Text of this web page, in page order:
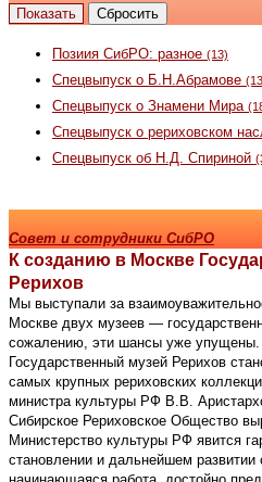
Позиия СибРО: разное (13)
Спецвыпуск о Б.Н.Абрамове
Спецвыпуск о Знамени Мира
Спецвыпуск о рериховском
Спецвыпуск об Н.Д. Спириной
Совет и сотрудники СибРО
К созданию в Москве
Рерихов
Мы выступали за
Москве двух музеев —
сожалению, эти шансы уже
Государственный музей Рерихов
самых крупных рериховских
министра культуры РФ В.В.
Сибирское Рериховское Общество
Министерство культуры РФ явится
становлении и дальнейшем развитии